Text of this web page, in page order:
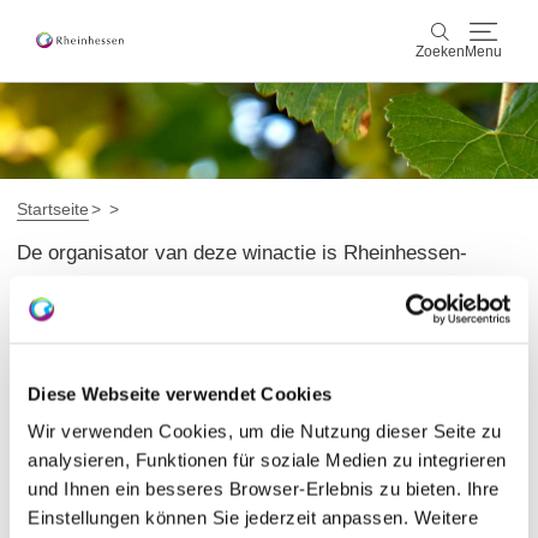
Diese Webseite verwendet Cookies
Wir verwenden Cookies, um die Nutzung dieser Seite zu
analysieren, Funktionen für soziale Medien zu integrieren
und Ihnen ein besseres Browser-Erlebnis zu bieten. Ihre
Einstellungen können Sie jederzeit anpassen. Weitere
Zoeken Menu
Zoeken
wijn & gastronomie
Cultuur & Steden
reservering & service
Rheinhessen-Blog kaart
Startseite
De organisator van deze winactie is Rheinhessen-
winactie, dienen deelnemers de volgende drie taken te
Deelnemers moeten een vraag op Facebook of
Instagram correct beantwoorden door een reactie te
plaatsen.
Deelnemers moeten ten minste één account volgen (op